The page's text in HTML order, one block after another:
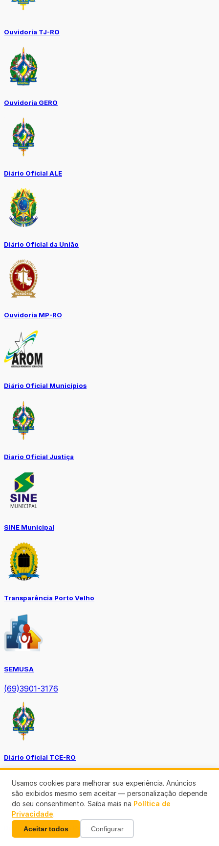
Ouvidoria TJ-RO
Ouvidoria GERO
Diário Oficial ALE
Diário Oficial da União
Ouvidoria MP-RO
Diário Oficial Municípios
Diario Oficial Justiça
SINE Municipal
Transparência Porto Velho
SEMUSA
(69)3901-3176
Diário Oficial TCE-RO
Diário Prefeitura de Porto Velho
Usamos cookies para melhorar sua experiência. Anúncios
são exibidos mesmo sem aceitar — personalização depende
do seu consentimento. Saiba mais na Política de
Privacidade.
Aceitar todos Configurar